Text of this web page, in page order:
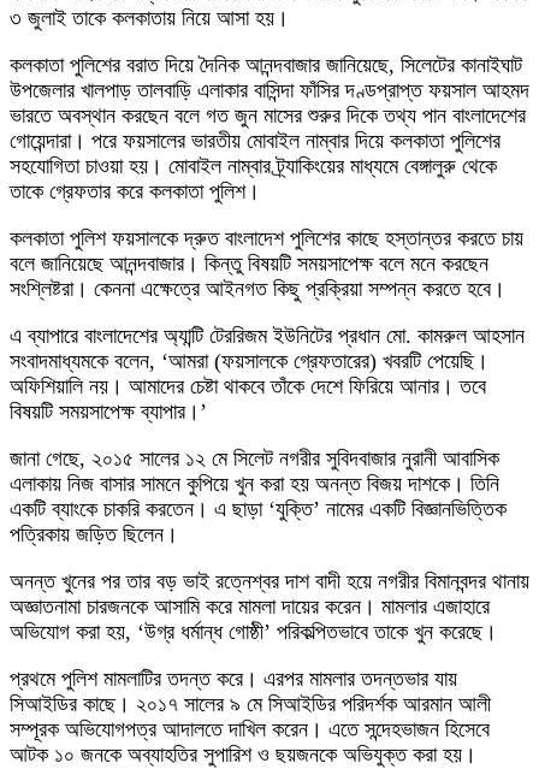
৩ জুলাই তাকে কলকাতায় নিয়ে আসা হয়।
কলকাতা পুলিশের বরাত দিয়ে দৈনিক আনন্দবাজার জানিয়েছে, সিলেটের কানাইঘাট
উপজেলার খালপাড় তালবাড়ি এলাকার বাসিন্দা ফাঁসির দণ্ডপ্রাপ্ত ফয়সাল আহমদ
ভারতে অবস্থান করছেন বলে গত জুন মাসের শুরুর দিকে তথ্য পান বাংলাদেশের
গোয়েন্দারা। পরে ফয়সালের ভারতীয় মোবাইল নাম্বার দিয়ে কলকাতা পুলিশের
সহযোগিতা চাওয়া হয়। মোবাইল নাম্বার ট্র্যাকিংয়ের মাধ্যমে বেঙ্গালুরু থেকে
তাকে গ্রেফতার করে কলকাতা পুলিশ।
কলকাতা পুলিশ ফয়সালকে দ্রুত বাংলাদেশ পুলিশের কাছে হস্তান্তর করতে চায়
বলে জানিয়েছে আনন্দবাজার। কিন্তু বিষয়টি সময়সাপেক্ষ বলে মনে করছেন
সংশ্লিষ্টরা। কেননা এক্ষেত্রে আইনগত কিছু প্রক্রিয়া সম্পন্ন করতে হবে।
এ ব্যাপারে বাংলাদেশের অ্যান্টি টেররিজম ইউনিটের প্রধান মো. কামরুল আহসান
সংবাদমাধ্যমকে বলেন, ‘আমরা (ফয়সালকে গ্রেফতারের) খবরটি পেয়েছি।
অফিশিয়ালি নয়। আমাদের চেষ্টা থাকবে তাঁকে দেশে ফিরিয়ে আনার। তবে
বিষয়টি সময়সাপেক্ষ ব্যাপার।’
জানা গেছে, ২০১৫ সালের ১২ মে সিলেট নগরীর সুবিদবাজার নুরানী আবাসিক
এলাকায় নিজ বাসার সামনে কুপিয়ে খুন করা হয় অনন্ত বিজয় দাশকে। তিনি
একটি ব্যাংকে চাকরি করতেন। এ ছাড়া ‘যুক্তি’ নামের একটি বিজ্ঞানভিত্তিক
পত্রিকায় জড়িত ছিলেন।
অনন্ত খুনের পর তার বড় ভাই রত্নেশ্বর দাশ বাদী হয়ে নগরীর বিমানবন্দর থানায়
অজ্ঞাতনামা চারজনকে আসামি করে মামলা দায়ের করেন। মামলার এজাহারে
অভিযোগ করা হয়, ‘উগ্র ধর্মান্ধ গোষ্ঠী’ পরিকল্পিতভাবে তাকে খুন করেছে।
প্রথমে পুলিশ মামলাটির তদন্ত করে। এরপর মামলার তদন্তভার যায়
সিআইডির কাছে। ২০১৭ সালের ৯ মে সিআইডির পরিদর্শক আরমান আলী
সম্পূরক অভিযোগপত্র আদালতে দাখিল করেন। এতে সন্দেহভাজন হিসেবে
আটক ১০ জনকে অব্যাহতির সুপারিশ ও ছয়জনকে অভিযুক্ত করা হয়।